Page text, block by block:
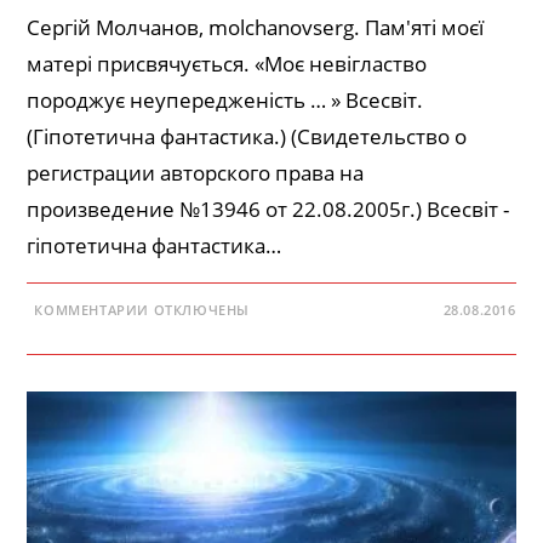
Сергій Молчанов, molchanovserg. Пам'яті моєї
матері присвячується. «Моє невігластво
породжує неупередженість … » Всесвіт.
(Гіпотетична фантастика.) (Свидетельство о
регистрации авторского права на
произведение №13946 от 22.08.2005г.) Всесвіт -
гіпотетична фантастика…
КОММЕНТАРИИ К
—
ФАНТАСТИКА
—
Ч.
1
ОТКЛЮЧЕНЫ 28.08.2016